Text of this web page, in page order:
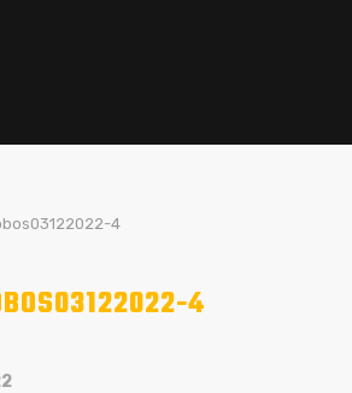
4
4